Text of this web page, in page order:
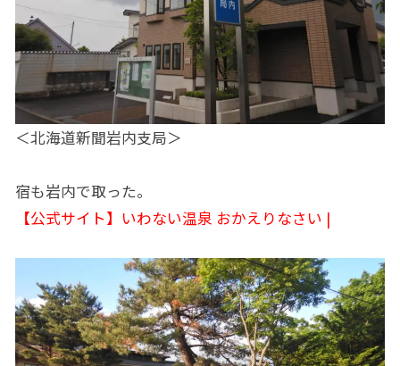
＜北海道新聞岩内支局＞
宿も岩内で取った。
【公式サイト】いわない温泉 おかえりなさい |